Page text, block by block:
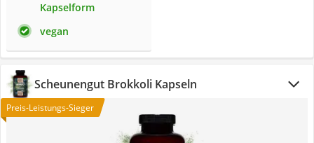
Kapselform
vegan
Scheunengut Brokkoli Kapseln
Preis-Leistungs-Sieger